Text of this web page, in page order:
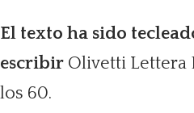
El texto ha sido
escribir Olivetti Lettera
los 60.